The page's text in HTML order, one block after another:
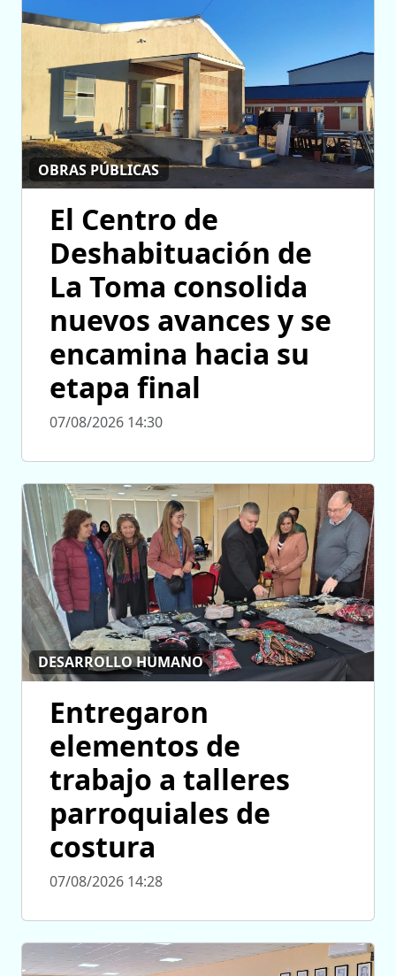
OBRAS PÚBLICAS
El Centro de
Deshabituación de
La Toma consolida
nuevos avances y se
encamina hacia su
etapa final
07/08/2026 14:30
DESARROLLO HUMANO
Entregaron
elementos de
trabajo a talleres
parroquiales de
costura
07/08/2026 14:28